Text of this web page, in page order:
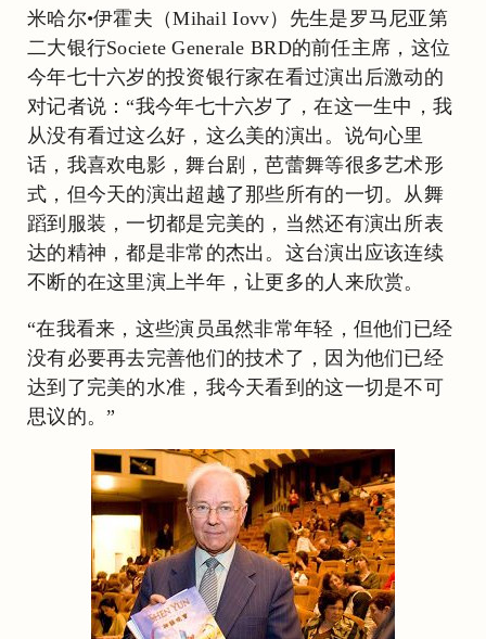
米哈尔•伊霍夫（Mihail Iovv）先生是罗马尼亚第
二大银行Societe Generale BRD的前任主席，这位
今年七十六岁的投资银行家在看过演出后激动的
对记者说：“我今年七十六岁了，在这一生中，我
从没有看过这么好，这么美的演出。说句心里
话，我喜欢电影，舞台剧，芭蕾舞等很多艺术形
式，但今天的演出超越了那些所有的一切。从舞
蹈到服装，一切都是完美的，当然还有演出所表
达的精神，都是非常的杰出。这台演出应该连续
不断的在这里演上半年，让更多的人来欣赏。
“在我看来，这些演员虽然非常年轻，但他们已经
没有必要再去完善他们的技术了，因为他们已经
达到了完美的水准，我今天看到的这一切是不可
思议的。”